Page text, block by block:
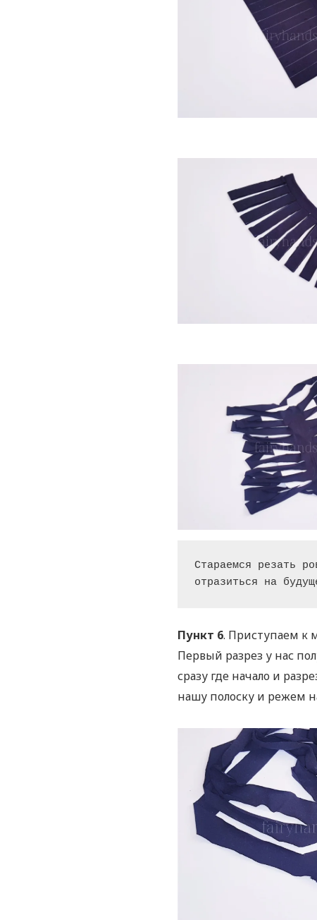
Стараемся резать
отразиться на
Пункт 6. Приступаем к
Первый разрез у нас
сразу где начало и
нашу полоску и режем